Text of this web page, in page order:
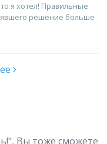
я хотел! Правильные
решение больше
Вы тоже сможете